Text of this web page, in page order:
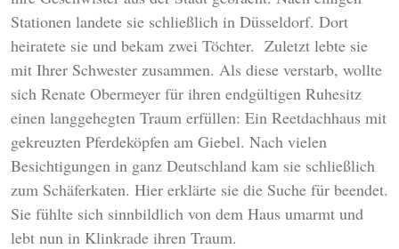
Stationen landete sie schließlich in Düsseldorf. Dort
heiratete sie und bekam zwei Töchter. Zuletzt lebte sie
mit Ihrer Schwester zusammen. Als diese verstarb, wollte
sich Renate Obermeyer für ihren endgültigen Ruhesitz
einen langgehegten Traum erfüllen: Ein Reetdachhaus mit
gekreuzten Pferdeköpfen am Giebel. Nach vielen
Besichtigungen in ganz Deutschland kam sie schließlich
zum Schäferkaten. Hier erklärte sie die Suche für beendet.
Sie fühlte sich sinnbildlich von dem Haus umarmt und
lebt nun in Klinkrade ihren Traum.